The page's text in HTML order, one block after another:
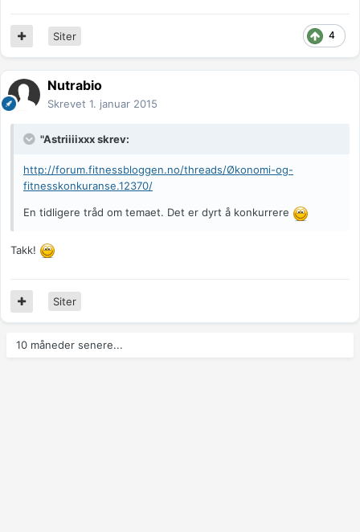
4
Siter
Nutrabio
Skrevet 1. januar 2015
"Astriiiixxx skrev:
http://forum.fitnessbloggen.no/threads/Økonomi-og-
fitnesskonkuranse.12370/
En tidligere tråd om temaet. Det er dyrt å konkurrere
Takk!
Siter
10 måneder senere...